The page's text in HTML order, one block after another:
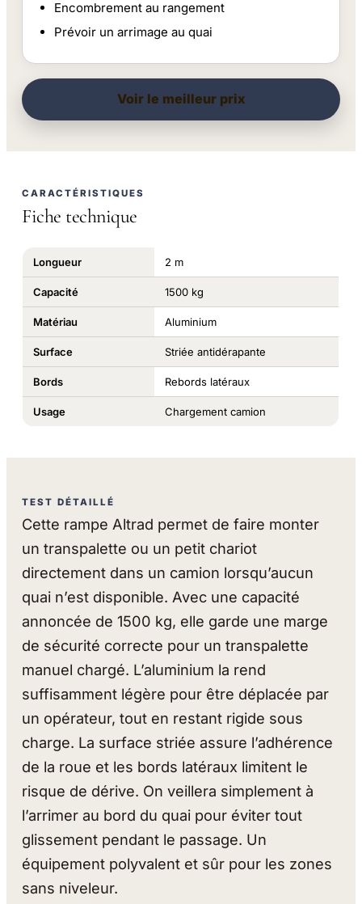
Encombrement au rangement
Prévoir un arrimage au quai
Voir le meilleur prix
CARACTÉRISTIQUES
Fiche technique
Longueur 2 m
Capacité 1500 kg
Matériau Aluminium
Surface Striée antidérapante
Bords Rebords latéraux
Usage Chargement camion
TEST DÉTAILLÉ
Cette rampe Altrad permet de faire monter
un transpalette ou un petit chariot
directement dans un camion lorsqu’aucun
quai n’est disponible. Avec une capacité
annoncée de 1500 kg, elle garde une marge
de sécurité correcte pour un transpalette
manuel chargé. L’aluminium la rend
suffisamment légère pour être déplacée par
un opérateur, tout en restant rigide sous
charge. La surface striée assure l’adhérence
de la roue et les bords latéraux limitent le
risque de dérive. On veillera simplement à
l’arrimer au bord du quai pour éviter tout
glissement pendant le passage. Un
équipement polyvalent et sûr pour les zones
sans niveleur.